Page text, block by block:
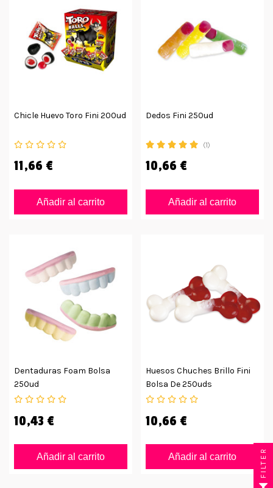
Chicle Huevo Toro Fini 200ud
11,66 €
Añadir al carrito
Dedos Fini 250ud
(1)
10,66 €
Añadir al carrito
Dentaduras Foam Bolsa
250ud
10,43 €
Añadir al carrito
Huesos Chuches Brillo Fini
Bolsa De 250uds
10,66 €
Añadir al carrito FILTER